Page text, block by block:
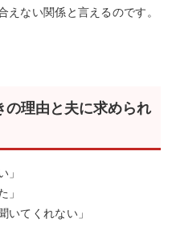
えない関係と言えるのです。
の理由と夫に求められ
」
」
いてくれない」